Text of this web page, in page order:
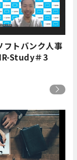
フトバンク人事
Study＃3